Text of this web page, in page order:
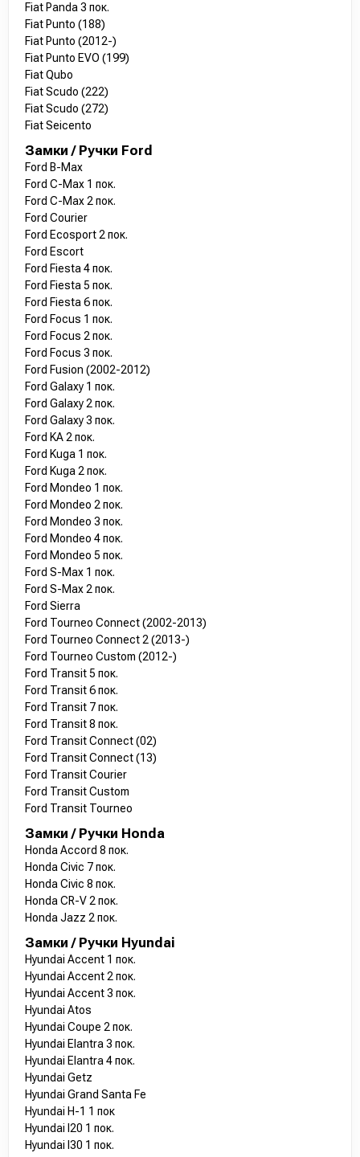
Fiat Panda 3 пок.
Fiat Punto (188)
Fiat Punto (2012-)
Fiat Punto EVO (199)
Fiat Qubo
Fiat Scudo (222)
Fiat Scudo (272)
Fiat Seicento
Замки / Ручки Ford
Ford B-Max
Ford C-Max 1 пок.
Ford C-Max 2 пок.
Ford Courier
Ford Ecosport 2 пок.
Ford Escort
Ford Fiesta 4 пок.
Ford Fiesta 5 пок.
Ford Fiesta 6 пок.
Ford Focus 1 пок.
Ford Focus 2 пок.
Ford Focus 3 пок.
Ford Fusion (2002-2012)
Ford Galaxy 1 пок.
Ford Galaxy 2 пок.
Ford Galaxy 3 пок.
Ford KA 2 пок.
Ford Kuga 1 пок.
Ford Kuga 2 пок.
Ford Mondeo 1 пок.
Ford Mondeo 2 пок.
Ford Mondeo 3 пок.
Ford Mondeo 4 пок.
Ford Mondeo 5 пок.
Ford S-Max 1 пок.
Ford S-Max 2 пок.
Ford Sierra
Ford Tourneo Connect (2002-2013)
Ford Tourneo Connect 2 (2013-)
Ford Tourneo Custom (2012-)
Ford Transit 5 пок.
Ford Transit 6 пок.
Ford Transit 7 пок.
Ford Transit 8 пок.
Ford Transit Connect (02)
Ford Transit Connect (13)
Ford Transit Courier
Ford Transit Custom
Ford Transit Tourneo
Замки / Ручки Honda
Honda Accord 8 пок.
Honda Civic 7 пок.
Honda Civic 8 пок.
Honda CR-V 2 пок.
Honda Jazz 2 пок.
Замки / Ручки Hyundai
Hyundai Accent 1 пок.
Hyundai Accent 2 пок.
Hyundai Accent 3 пок.
Hyundai Atos
Hyundai Coupe 2 пок.
Hyundai Elantra 3 пок.
Hyundai Elantra 4 пок.
Hyundai Getz
Hyundai Grand Santa Fe
Hyundai H-1 1 пок
Hyundai I20 1 пок.
Hyundai I30 1 пок.